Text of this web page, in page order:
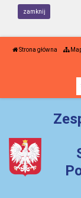
zamknij
Strona główna